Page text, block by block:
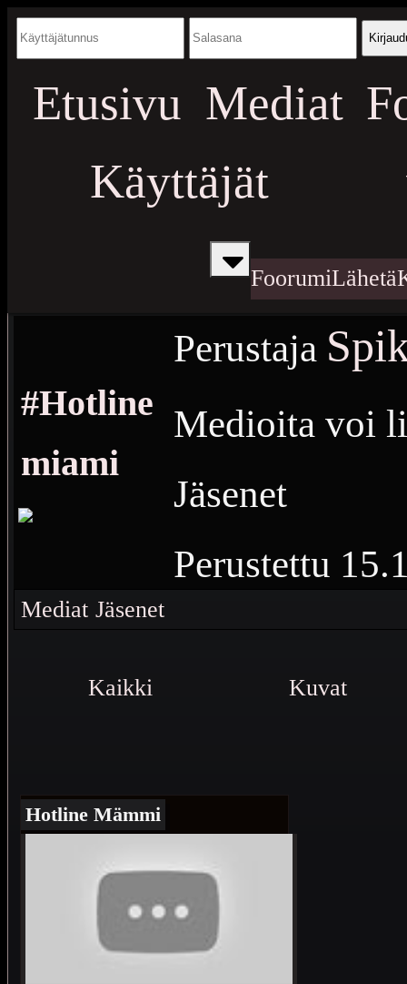
Etusivu Mediat
Käyttäjät
FoorumiLähetä
#Hotline
miami
Perustaja
Medioita voi
Jäsenet
Perustettu
Kaikki
Mediat Jäsenet
Kaikki Kuvat
Hotline Mämmi